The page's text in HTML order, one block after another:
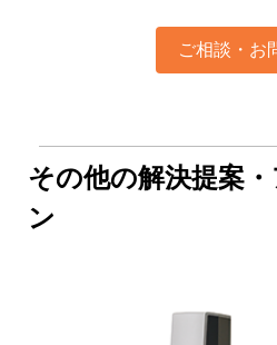
ご相談・お
その他の解決提案
ン